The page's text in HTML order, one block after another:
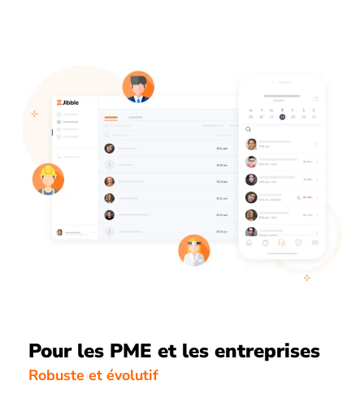
Pour les PME et les entreprises
Robuste et évolutif